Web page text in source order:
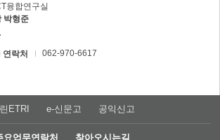
융합연구실
박형준
연락처 062-970-6617
ETRI e-신문고 공익신고
요업무연락처 찾아오시는길